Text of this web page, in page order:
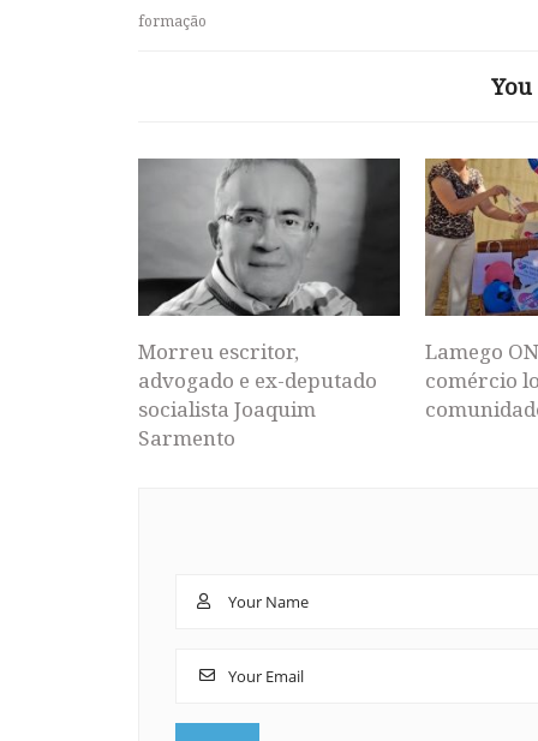
formação
Morreu escritor,
advogado e ex-deputado
socialista Joaquim
Sarmento
Lamego
comércio